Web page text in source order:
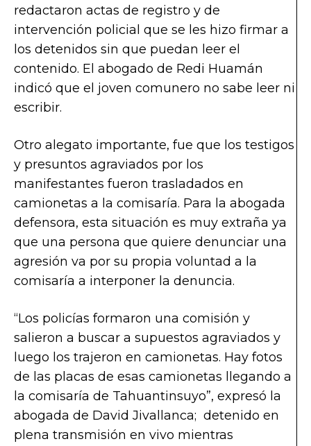
redactaron actas de registro y de
intervención policial que se les hizo firmar a
los detenidos sin que puedan leer el
contenido. El abogado de Redi Huamán
indicó que el joven comunero no sabe leer ni
escribir.
Otro alegato importante, fue que los testigos
y presuntos agraviados por los
manifestantes fueron trasladados en
camionetas a la comisaría. Para la abogada
defensora, esta situación es muy extraña ya
que una persona que quiere denunciar una
agresión va por su propia voluntad a la
comisaría a interponer la denuncia.
“Los policías formaron una comisión y
salieron a buscar a supuestos agraviados y
luego los trajeron en camionetas. Hay fotos
de las placas de esas camionetas llegando a
la comisaría de Tahuantinsuyo”, expresó la
abogada de David Jivallanca; detenido en
plena transmisión en vivo mientras